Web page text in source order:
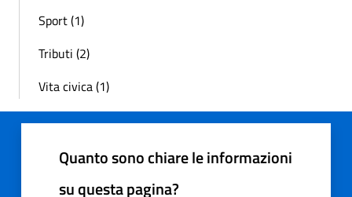
Sport (1)
Tributi (2)
Vita civica (1)
Quanto sono chiare le informazioni
su questa pagina?